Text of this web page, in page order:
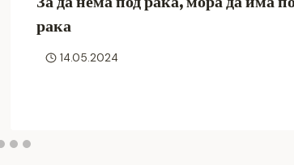
рака
14.05.2024